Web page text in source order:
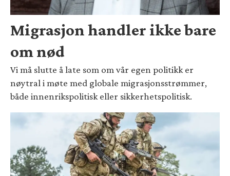
Migrasjon handler ikke bare
om nød
Vi må slutte å late som om vår egen politikk er
nøytral i møte med globale migrasjonsstrømmer,
både innenrikspolitisk eller sikkerhetspolitisk.